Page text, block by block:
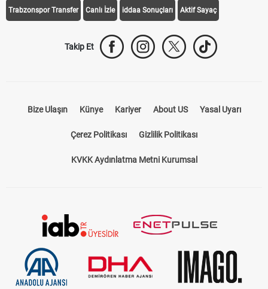
Trabzonspor Transfer Canlı İzle iddaa Sonuçları Aktif Sayaç
Takip Et
Bize Ulaşın Künye Kariyer About US Yasal Uyarı
Çerez Politikası Gizlilik Politikası
KVKK Aydınlatma Metni Kurumsal